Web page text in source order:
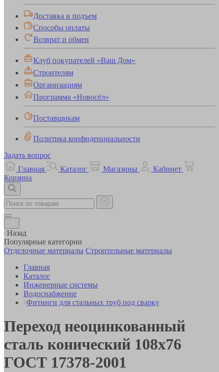
Доставка и подъем
Способы оплаты
Возврат и обмен
Клуб покупателей «Ваш Дом»
Строителям
Организациям
Программа «Новосёл»
Поставщикам
Политика конфиденциальности
Задать вопрос
Главная
Каталог Магазины
Кабинет
Корзина
Назад
Популярные категории
Отделочные материалы Строительные материалы
Главная
Каталог
Инженерные системы
Водоснабжение
Фитинги для стальных труб под сварку
Переход неоцинкованный
сталь конический 108х76
ГОСТ 17378-2001